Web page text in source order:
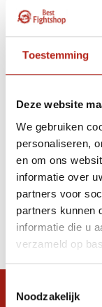
Toestemming
Deze website
We gebruiken
personaliseren,
en om ons
informatie over
partners voor
partners kunnen
informatie die u
verzameld op
Noodzakelijk
Apply
Producten
Filter
Sorteren op
Snel